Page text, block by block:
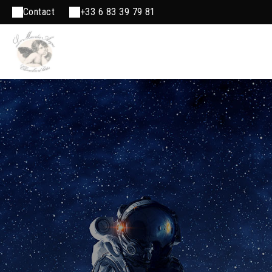
Contact +33 6 83 39 79 81